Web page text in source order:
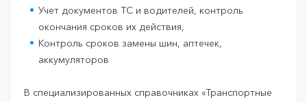
Учет документов ТС и водителей, контроль
окончания сроков их действия,
Контроль сроков замены шин, аптечек,
аккумуляторов
В специализированных справочниках «Транспортные